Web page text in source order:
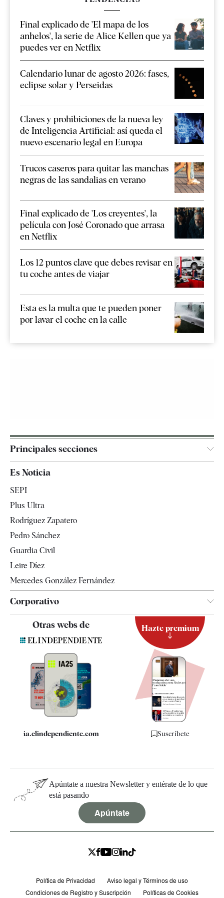
Final explicado de 'El mapa de los
anhelos', la serie de Alice Kellen que ya
puedes ver en Netflix
Calendario lunar de agosto 2026: fases,
eclipse solar y Perseidas
Claves y prohibiciones de la nueva ley
de Inteligencia Artificial: así queda el
nuevo escenario legal en Europa
Trucos caseros para quitar las manchas
negras de las sandalias en verano
Final explicado de 'Los creyentes', la
película con José Coronado que arrasa
en Netflix
Los 12 puntos clave que debes revisar en
tu coche antes de viajar
Esta es la multa que te pueden poner
por lavar el coche en la calle
Principales secciones
España
Televisión
Es Noticia
SEPI
Plus Ultra
Rodríguez Zapatero
Pedro Sánchez
Guardia Civil
Leire Díez
Mercedes González Fernández
Corporativo
Contacto
Quiénes somos
Especificaciones
Otras webs de
ia.elindependiente.com
Hazte premium
Suscríbete
Apúntate a nuestra Newsletter y entérate de lo que
está pasando
Apúntate
Política de Privacidad
Aviso legal y Términos de uso
Condiciones de Registro y Suscripción
Políticas de Cookies